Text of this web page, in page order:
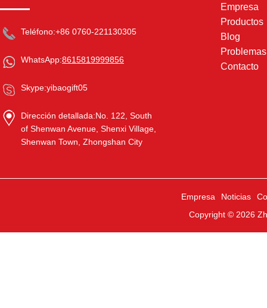
Teléfono:+86 0760-221130305
WhatsApp:8615819999856
Skype:yibaogift05
Dirección detallada:No. 122, South
of Shenwan Avenue, Shenxi Village,
Shenwan Town, Zhongshan City
Empresa
Productos
Blog
Contacto
Empresa Noticias
Copyright © 2026